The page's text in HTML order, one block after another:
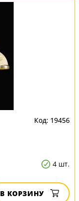
19456
4 шт.
В КОРЗИНУ